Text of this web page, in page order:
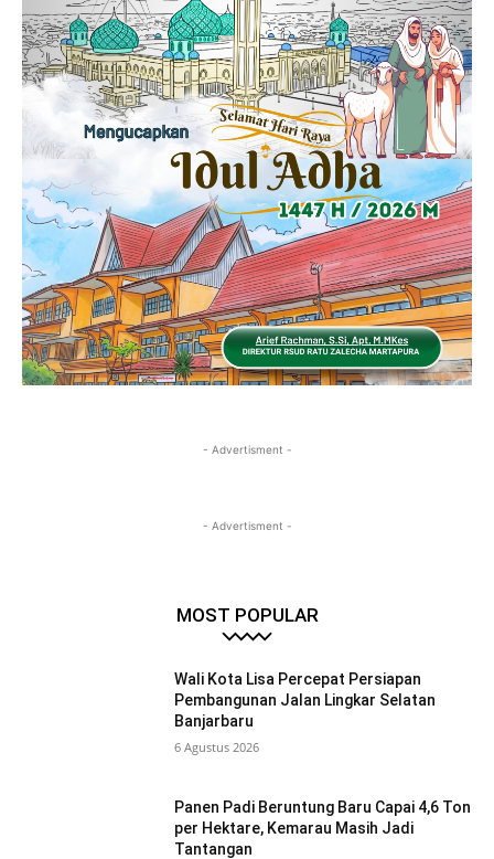
- Advertisment -
- Advertisment -
MOST POPULAR
Wali Kota Lisa Percepat Persiapan
Pembangunan Jalan Lingkar Selatan
Banjarbaru
6 Agustus 2026
Panen Padi Beruntung Baru Capai 4,6 Ton
per Hektare, Kemarau Masih Jadi
Tantangan